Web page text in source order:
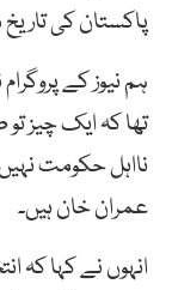
پاکستان کی
ہم نیوز کے
تھا کہ ایک چیز
نااہل حکومت
عمران خان ہیں۔
انہوں نے کہا